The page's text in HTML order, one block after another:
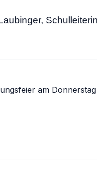
Schulleiterin
am Donnerstag